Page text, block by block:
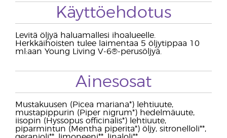
Käyttöehdotus
Levitä öljyä haluamallesi ihoalueelle.
Herkkäihoisten tulee laimentaa 5 öljytippaa 10
ml:aan Young Living V-6®-perusöljyä.
Ainesosat
Mustakuusen (Picea mariana*) lehtiuute,
mustapippurin (Piper nigrum*) hedelmäuute,
iisopin (Hyssopus officinalis*) lehtiuute,
piparmintun (Mentha piperita*) öljy, sitronelloli**,